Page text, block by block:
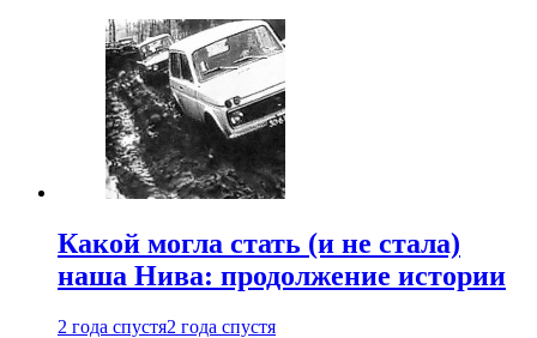
Какой могла стать (и не стала)
наша Нива: продолжение истории
2 года спустя2 года спустя